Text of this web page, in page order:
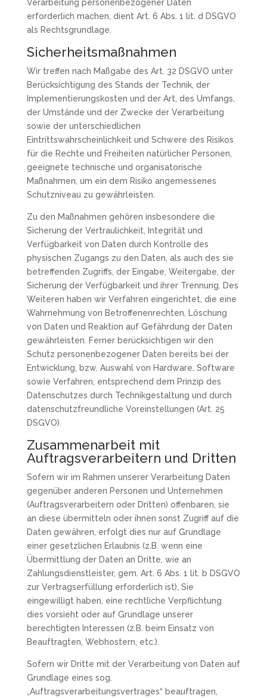
Verarbeitung personenbezogener Daten
erforderlich machen, dient Art. 6 Abs. 1 lit. d DSGVO
als Rechtsgrundlage.
Sicherheitsmaßnahmen
Wir treffen nach Maßgabe des Art. 32 DSGVO unter
Berücksichtigung des Stands der Technik, der
Implementierungskosten und der Art, des Umfangs,
der Umstände und der Zwecke der Verarbeitung
sowie der unterschiedlichen
Eintrittswahrscheinlichkeit und Schwere des Risikos
für die Rechte und Freiheiten natürlicher Personen,
geeignete technische und organisatorische
Maßnahmen, um ein dem Risiko angemessenes
Schutzniveau zu gewährleisten.
Zu den Maßnahmen gehören insbesondere die
Sicherung der Vertraulichkeit, Integrität und
Verfügbarkeit von Daten durch Kontrolle des
physischen Zugangs zu den Daten, als auch des sie
betreffenden Zugriffs, der Eingabe, Weitergabe, der
Sicherung der Verfügbarkeit und ihrer Trennung. Des
Weiteren haben wir Verfahren eingerichtet, die eine
Wahrnehmung von Betroffenenrechten, Löschung
von Daten und Reaktion auf Gefährdung der Daten
gewährleisten. Ferner berücksichtigen wir den
Schutz personenbezogener Daten bereits bei der
Entwicklung, bzw. Auswahl von Hardware, Software
sowie Verfahren, entsprechend dem Prinzip des
Datenschutzes durch Technikgestaltung und durch
datenschutzfreundliche Voreinstellungen (Art. 25
DSGVO).
Zusammenarbeit mit
Auftragsverarbeitern und Dritten
Sofern wir im Rahmen unserer Verarbeitung Daten
gegenüber anderen Personen und Unternehmen
(Auftragsverarbeitern oder Dritten) offenbaren, sie
an diese übermitteln oder ihnen sonst Zugriff auf die
Daten gewähren, erfolgt dies nur auf Grundlage
einer gesetzlichen Erlaubnis (z.B. wenn eine
Übermittlung der Daten an Dritte, wie an
Zahlungsdienstleister, gem. Art. 6 Abs. 1 lit. b DSGVO
zur Vertragserfüllung erforderlich ist), Sie
eingewilligt haben, eine rechtliche Verpflichtung
dies vorsieht oder auf Grundlage unserer
berechtigten Interessen (z.B. beim Einsatz von
Beauftragten, Webhostern, etc.).
Sofern wir Dritte mit der Verarbeitung von Daten auf
Grundlage eines sog.
„Auftragsverarbeitungsvertrages“ beauftragen,